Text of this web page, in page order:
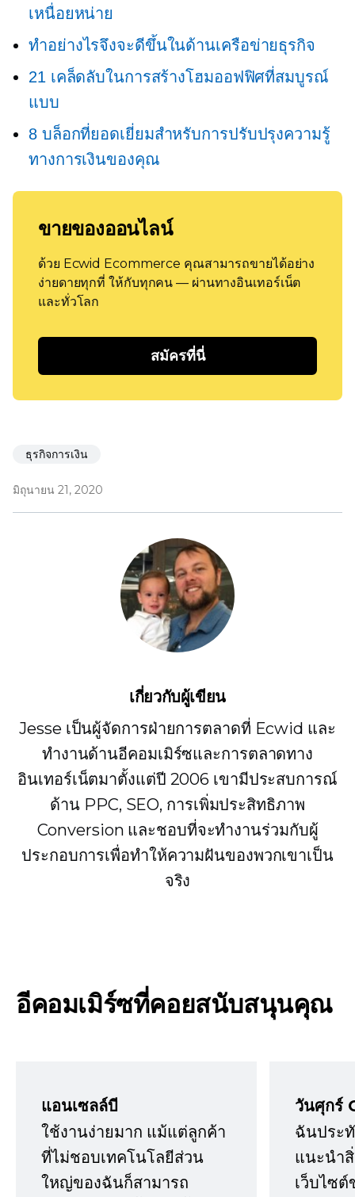
เหนื่อยหน่าย
ทำอย่างไรจึงจะดีขึ้นในด้านเครือข่ายธุรกิจ
21 เคล็ดลับในการสร้างโฮมออฟฟิศที่สมบูรณ์
แบบ
8 บล็อกที่ยอดเยี่ยมสำหรับการปรับปรุงความรู้
ทางการเงินของคุณ
ขายของออนไลน์
ด้วย Ecwid Ecommerce คุณสามารถขายได้อย่าง
ง่ายดายทุกที่ ให้กับทุกคน — ผ่านทางอินเทอร์เน็ต
และทั่วโลก
สมัครที่นี่
ธุรกิจการเงิน
มิถุนายน 21, 2020
เกี่ยวกับผู้เขียน
Jesse เป็นผู้จัดการฝ่ายการตลาดที่ Ecwid และ
ทำงานด้านอีคอมเมิร์ซและการตลาดทาง
อินเทอร์เน็ตมาตั้งแต่ปี 2006 เขามีประสบการณ์
ด้าน PPC, SEO, การเพิ่มประสิทธิภาพ
Conversion และชอบที่จะทำงานร่วมกับผู้
ประกอบการเพื่อทำให้ความฝันของพวกเขาเป็น
จริง
อีคอมเมิร์ซที่คอยสนับสนุนคุณ
แอนเซลล์บี
ใช้งานง่ายมาก แม้แต่ลูกค้า
ที่ไม่ชอบเทคโนโลยีส่วน
ใหญ่ของฉันก็สามารถ
วันศุกร์
ฉันประ
แนะนำ
เว็บไซ